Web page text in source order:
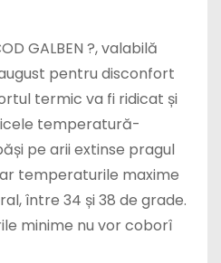
GALBEN ?, valabilă
august pentru disconfort
termic va fi ridicat și
temperatură-
pe arii extinse pragul
temperaturile maxime
între 34 și 38 de grade.
minime nu vor coborî